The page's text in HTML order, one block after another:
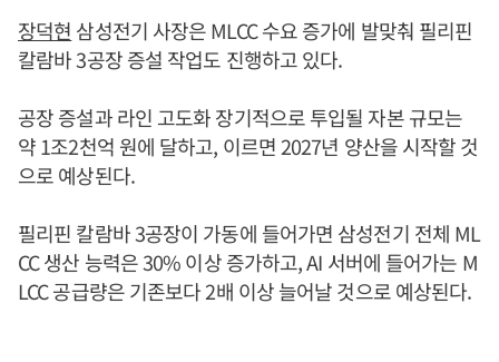
장덕현 삼성전기 사장은 MLCC 수요 증가에 발맞춰 필리핀
칼람바 3공장 증설 작업도 진행하고 있다.
공장 증설과 라인 고도화 장기적으로 투입될 자본 규모는
약 1조2천억 원에 달하고, 이르면 2027년 양산을 시작할 것
으로 예상된다.
필리핀 칼람바 3공장이 가동에 들어가면 삼성전기 전체 ML
CC 생산 능력은 30% 이상 증가하고, AI 서버에 들어가는 M
LCC 공급량은 기존보다 2배 이상 늘어날 것으로 예상된다.